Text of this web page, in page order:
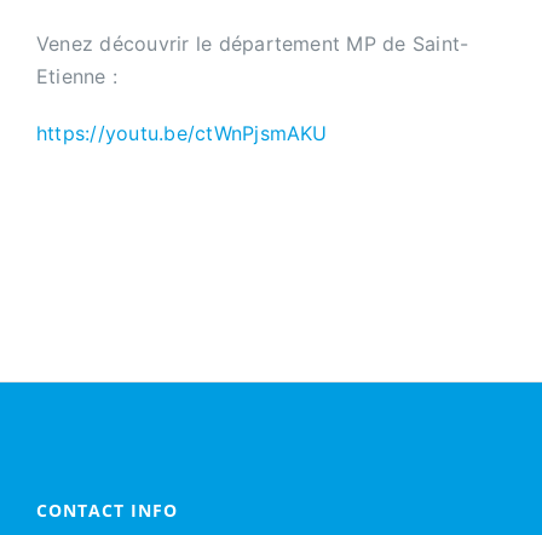
Venez découvrir le département MP de Saint-
Etienne :
https://youtu.be/ctWnPjsmAKU
CONTACT INFO